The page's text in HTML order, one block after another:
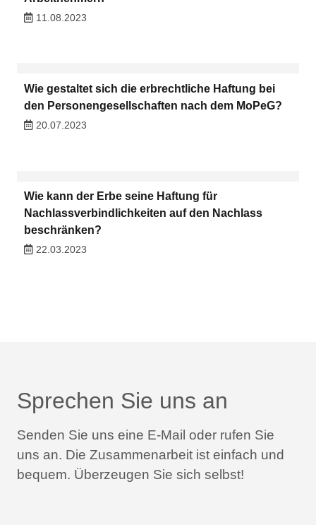
11.08.2023
Wie gestaltet sich die erbrechtliche Haftung bei
den Personengesellschaften nach dem MoPeG?
20.07.2023
Wie kann der Erbe seine Haftung für
Nachlassverbindlichkeiten auf den Nachlass
beschränken?
22.03.2023
Sprechen Sie uns an
Senden Sie uns eine E-Mail oder rufen Sie
uns an. Die Zusammenarbeit ist einfach und
bequem. Überzeugen Sie sich selbst!